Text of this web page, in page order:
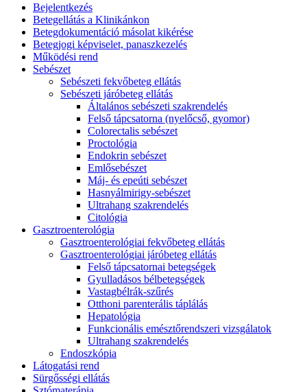
Bejelentkezés
Betegellátás a Klinikánkon
Betegdokumentáció másolat kikérése
Betegjogi képviselet, panaszkezelés
Működési rend
Sebészet
Sebészeti fekvőbeteg ellátás
Sebészeti járóbeteg ellátás
Általános sebészeti szakrendelés
Felső tápcsatorna (nyelőcső, gyomor)
Colorectalis sebészet
Proctológia
Endokrin sebészet
Emlősebészet
Máj- és epeúti sebészet
Hasnyálmirigy-sebészet
Ultrahang szakrendelés
Citológia
Gasztroenterológia
Gasztroenterológiai fekvőbeteg ellátás
Gasztroenterológiai járóbeteg ellátás
Felső tápcsatornai betegségek
Gyulladásos bélbetegségek
Vastagbélrák-szűrés
Otthoni parenterális táplálás
Hepatológia
Funkcionális emésztőrendszeri vizsgálatok
Ultrahang szakrendelés
Endoszkópia
Látogatási rend
Sürgősségi ellátás